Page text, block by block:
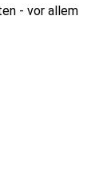
- vor allem